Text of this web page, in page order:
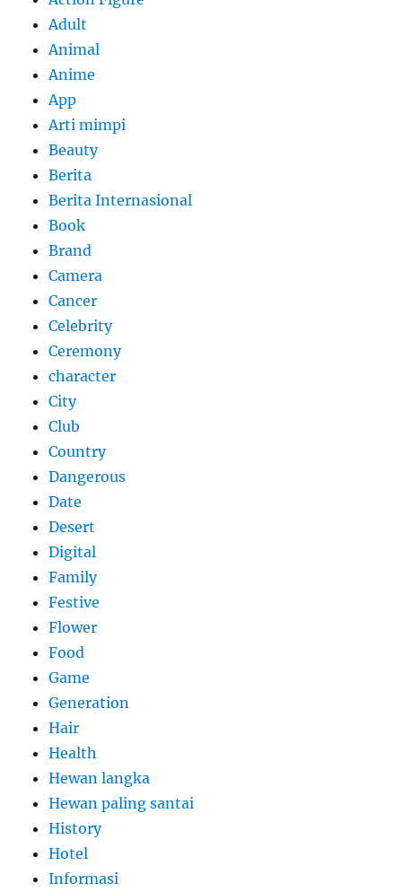
Adult
Animal
Anime
App
Arti mimpi
Beauty
Berita
Berita Internasional
Book
Brand
Camera
Cancer
Celebrity
Ceremony
character
City
Club
Country
Dangerous
Date
Desert
Digital
Family
Festive
Flower
Food
Game
Generation
Hair
Health
Hewan langka
Hewan paling santai
History
Hotel
Informasi